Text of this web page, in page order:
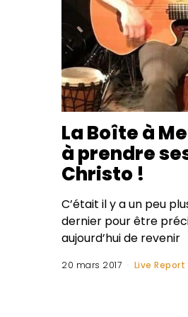
La Boîte à
à prendre
Christo !
C’était il y a un peu
dernier pour être
aujourd’hui de revenir
20 mars 2017 Live Report